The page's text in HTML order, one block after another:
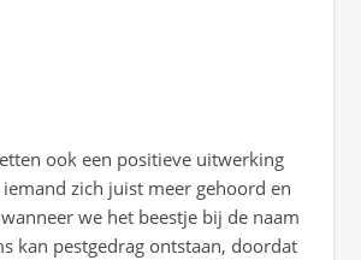
ook een positieve uitwerking
iemand zich juist meer gehoord en
we het beestje bij de naam
kan pestgedrag ontstaan, doordat